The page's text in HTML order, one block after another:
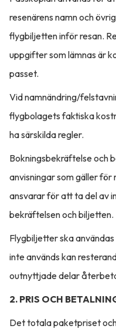
resenärens namn och
flygbiljetten inför resan.
uppgifter som lämnas är
passet.
Vid namnändring/
flygbolagets faktiska
ha särskilda regler.
Bokningsbekräftelse och
anvisningar som gäller för
ansvarar för att ta del av
bekräftelsen och biljetten.
Flygbiljetter ska
inte används kan
outnyttjade delar
2. PRIS OCH
Det totala paketpriset